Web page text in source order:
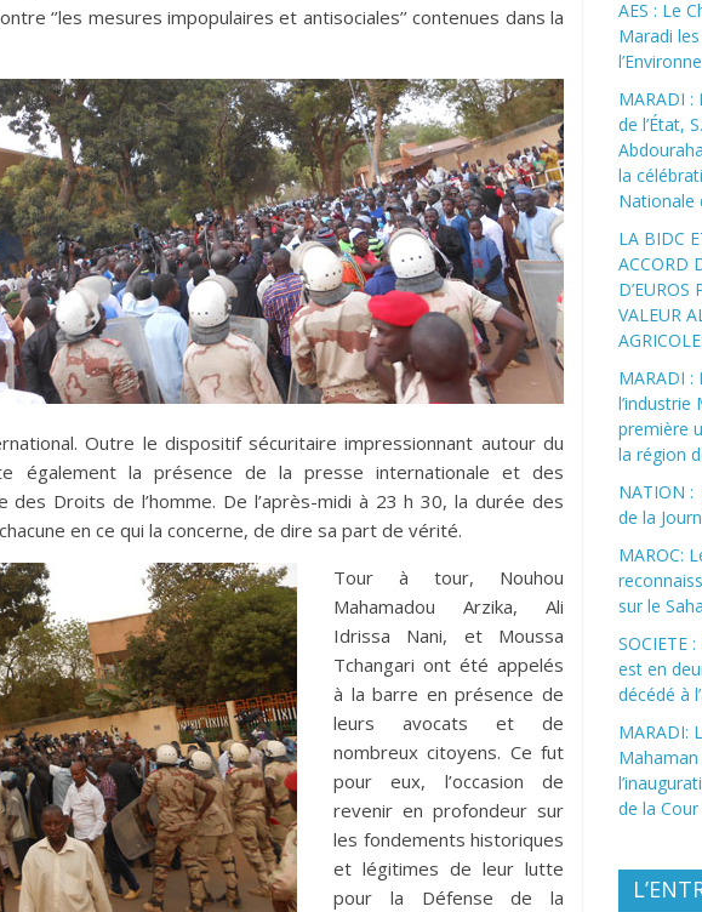
‘’les mesures impopulaires et antisociales’’ contenues dans la
Outre le dispositif sécuritaire impressionnant autour du
également la présence de la presse internationale et des
Droits de l’homme. De l’après-midi à 23 h 30, la durée des
en ce qui la concerne, de dire sa part de vérité.
Tour à tour, Nouhou
Mahamadou Arzika, Ali
Idrissa Nani, et Moussa
Tchangari ont été appelés
à la barre en présence de
leurs avocats et de
nombreux citoyens. Ce fut
pour eux, l’occasion de
revenir en profondeur sur
les fondements historiques
et légitimes de leur lutte
pour la Défense de la
AES : Le
Maradi
MARADI :
de l’État,
la
Nationale
LA BIDC
ACCORD
D’EUROS
VALEUR
MARADI
l’industrie
première
la région
NATION :
de la
MAROC:
sur le
SOCIETE
est en
décédé à
MARADI:
de la